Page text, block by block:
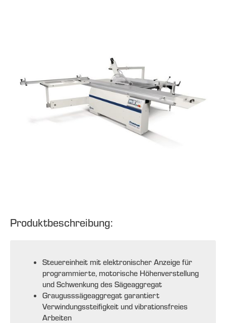
Produktbeschreibung:
Steuereinheit mit elektronischer Anzeige für
programmierte, motorische Höhenverstellung
und Schwenkung des Sägeaggregat
Graugusssägeaggregat garantiert
Verwindungssteifigkeit und vibrationsfreies
Arbeiten